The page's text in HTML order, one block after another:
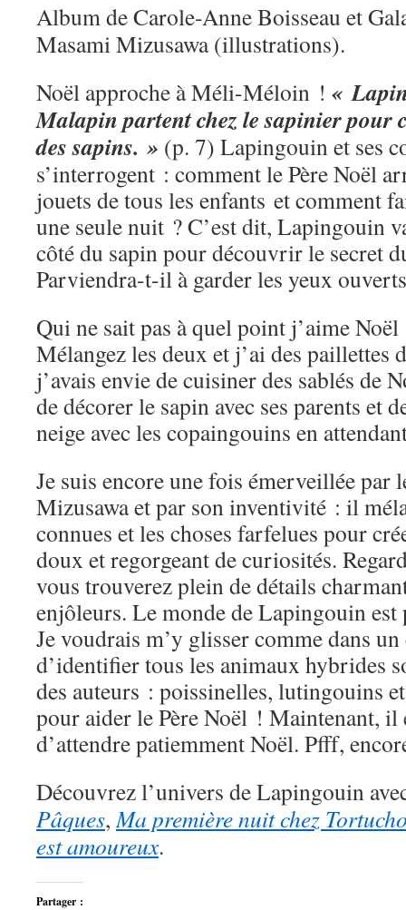
Album de Carole-Anne Boisseau et
Masami Mizusawa (illustrations).
Noël approche à Méli-Méloin ! «
Malapin partent chez le sapinier pour
des sapins. » (p. 7) Lapingouin et ses
s’interrogent : comment le Père Noël
jouets de tous les enfants et comment
une seule nuit ? C’est dit, Lapingouin
côté du sapin pour découvrir le secret
Parviendra-t-il à garder les yeux
Qui ne sait pas à quel point j’aime
Mélangez les deux et j’ai des paillettes
j’avais envie de cuisiner des sablés de
de décorer le sapin avec ses parents et
neige avec les copaingouins en
Je suis encore une fois émerveillée par
Mizusawa et par son inventivité : il
connues et les choses farfelues pour
doux et regorgeant de curiosités.
vous trouverez plein de détails
enjôleurs. Le monde de Lapingouin
Je voudrais m’y glisser comme dans
d’identifier tous les animaux hybrides
des auteurs : poissinelles, lutingouins
pour aider le Père Noël ! Maintenant,
d’attendre patiemment Noël. Pfff,
Découvrez l’univers de Lapingouin
Pâques,Ma première nuit chez
est amoureux.
Partager :